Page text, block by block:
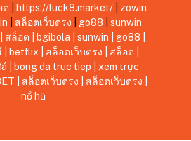
ต https://luck8.market/| zowin
สล็อตเว็บตรง go88 |sunwin
สล็อต bgibola sunwin go88
| betflix สล็อตเว็บตรง สล็อต
bong da truc tiep
xem trực
สล็อตเว็บตรง สล็อตเว็บตรง
nổ hũ